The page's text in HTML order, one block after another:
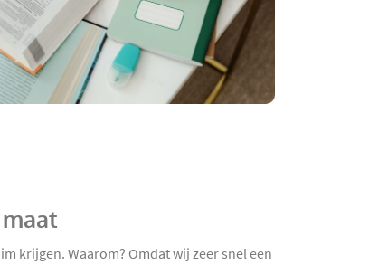
krijgen. Waarom? Omdat wij zeer snel een